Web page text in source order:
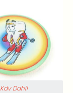
Kdv Dahil